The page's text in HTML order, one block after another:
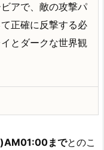
アで、敵の攻撃パ
正確に反撃する必
とダークな世界観
までとのこ